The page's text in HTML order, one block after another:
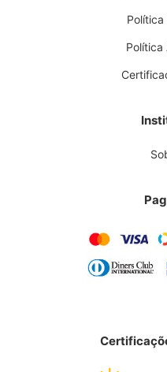
Política
Política